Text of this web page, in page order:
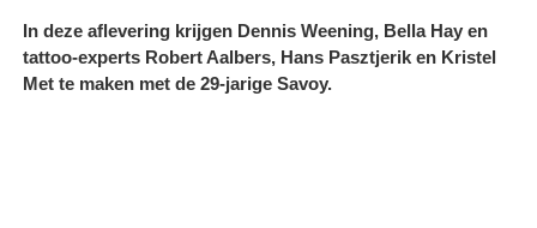
In deze aflevering krijgen Dennis Weening, Bella Hay en
tattoo-experts Robert Aalbers, Hans Pasztjerik en Kristel
Met te maken met de 29-jarige Savoy.